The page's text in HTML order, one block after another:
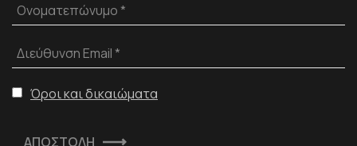
Ονοματεπώνυμο *
Διεύθυνση Email *
Όροι και δικαιώματα
ΑΠΟΣΤΟΛΗ